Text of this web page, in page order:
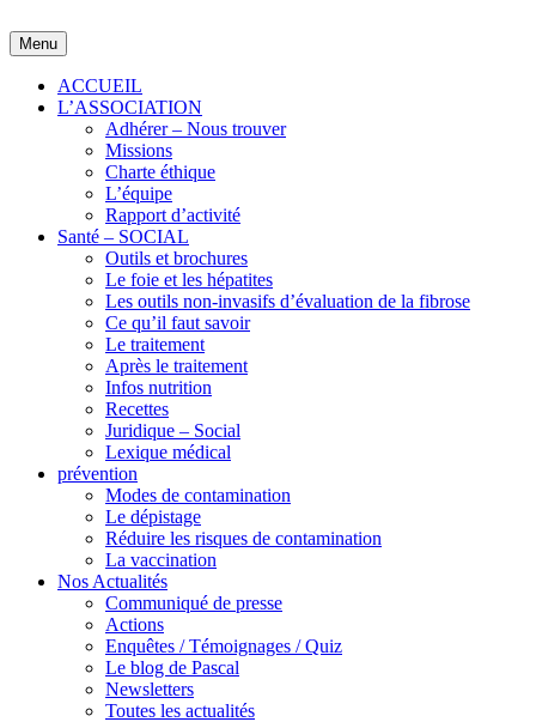
to
content
Menu
ACCUEIL
L’ASSOCIATION
Adhérer – Nous trouver
Missions
Charte éthique
L’équipe
Rapport d’activité
Santé – SOCIAL
Outils et brochures
Le foie et les hépatites
Les outils non-invasifs d’évaluation de la fibrose
Ce qu’il faut savoir
Le traitement
Après le traitement
Infos nutrition
Recettes
Juridique – Social
Lexique médical
prévention
Modes de contamination
Le dépistage
Réduire les risques de contamination
La vaccination
Nos Actualités
Communiqué de presse
Actions
Enquêtes / Témoignages / Quiz
Le blog de Pascal
Newsletters
Toutes les actualités